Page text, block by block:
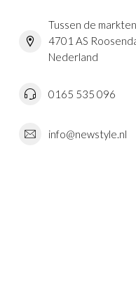
Tussen de
4701 AS
Nederland
0165 535 096
info@newstyle.nl